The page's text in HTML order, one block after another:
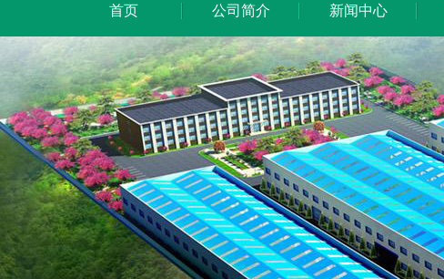
首页
首页
公司简介
公司简介
新闻中心
新闻中心